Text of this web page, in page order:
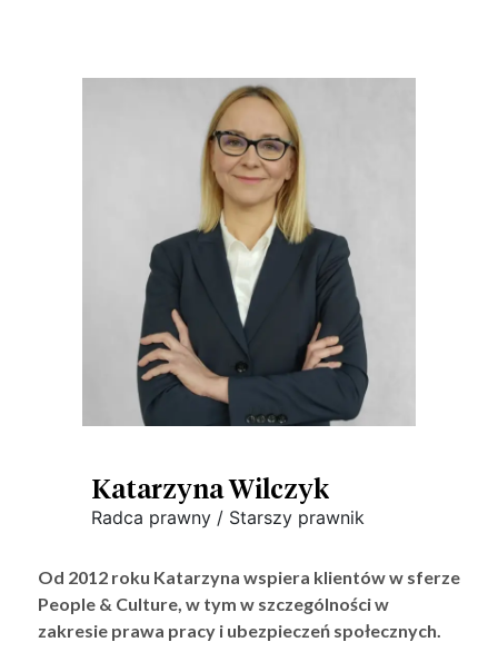
Katarzyna Wilczyk
Radca prawny / Starszy prawnik
Od 2012 roku Katarzyna wspiera klientów w sferze
People & Culture, w tym w szczególności w
zakresie prawa pracy i ubezpieczeń społecznych.